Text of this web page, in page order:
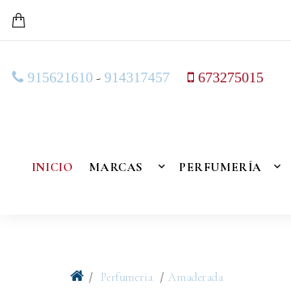
915621610 - 914317457 673275015
INICIO MARCAS PERFUMERÍA
Perfumeria Amaderada